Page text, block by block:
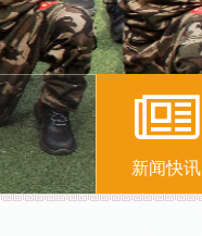
新闻快讯